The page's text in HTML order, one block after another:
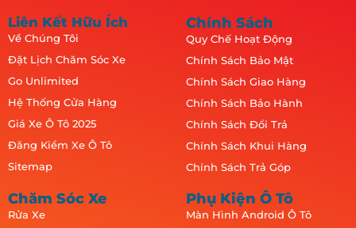
Liên Kết Hữu Ích
Về Chúng Tôi
Đặt Lịch Chăm Sóc Xe
Go Unlimited
Hệ Thống Cửa Hàng
Giá Xe Ô Tô 2025
Đăng Kiểm Xe Ô Tô
Sitemap
Chính Sách
Quy Chế Hoạt Động
Chính Sách Bảo Mật
Chính Sách Giao Hàng
Chính Sách Bảo Hành
Chính Sách Đổi Trả
Chính Sách Khui Hàng
Chính Sách Trả Góp
Chăm Sóc Xe
Rửa Xe
Phụ Kiện Ô Tô
Màn Hình Android Ô Tô